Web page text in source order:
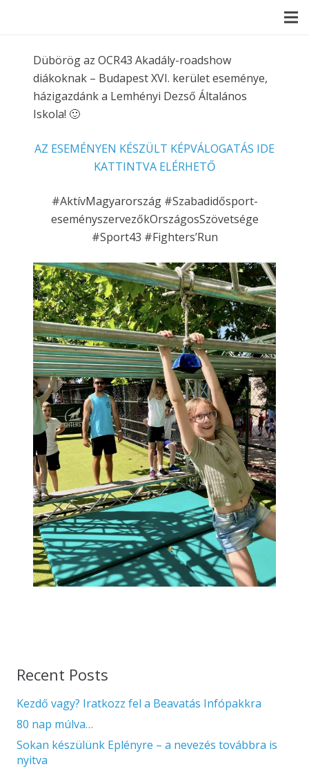
Dübörög az OCR43 Akadály-roadshow
diákoknak – Budapest XVI. kerület eseménye,
házigazdánk a Lemhényi Dezső Általános
Iskola! 🙂
AZ ESEMÉNYEN KÉSZÜLT KÉPVÁLOGATÁS IDE
KATTINTVA ELÉRHETŐ
#AktívMagyarország #Szabadidősport-
eseményszervezőkOrszágosSzövetsége
#Sport43 #Fighters’Run
Recent Posts
Kezdő vagy? Iratkozz fel a Beavatás Infópakkra
80 nap múlva…
Sokan készülünk Eplényre – a nevezés továbbra is
nyitva